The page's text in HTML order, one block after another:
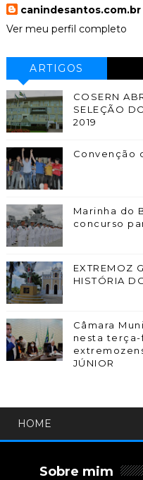
canindesantos.com.br
Ver meu perfil completo
ARTIGOS
COSERN
SELEÇÃO
2019
Convenção
Marinha do
concurso
EXTREMOZ
HISTÓRIA
Câmara
nesta
JÚNIOR
HOME
Sobre mim